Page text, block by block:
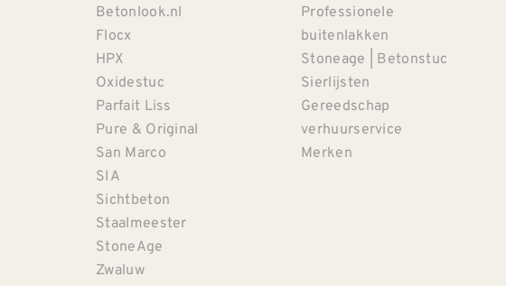
Betonlook.nl
Flocx
HPX
Oxidestuc
Parfait Liss
Pure & Original
San Marco
SIA
Sichtbeton
Staalmeester
StoneAge
Zwaluw
Professionele
buitenlakken
Stoneage | Betonstuc
Sierlijsten
Gereedschap
verhuurservice
Merken